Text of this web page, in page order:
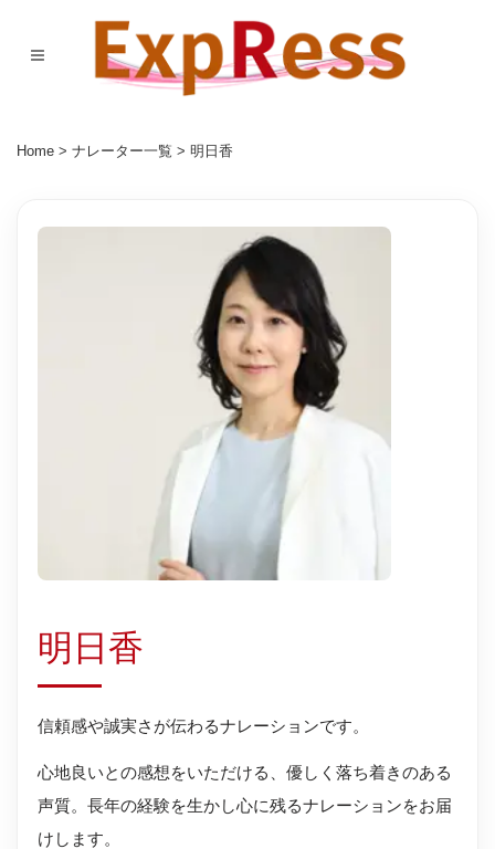
Home > ナレーター一覧 > 明日香
明日香
信頼感や誠実さが伝わるナレーションです。
心地良いとの感想をいただける、優しく落ち着きのある
声質。長年の経験を生かし心に残るナレーションをお届
けします。